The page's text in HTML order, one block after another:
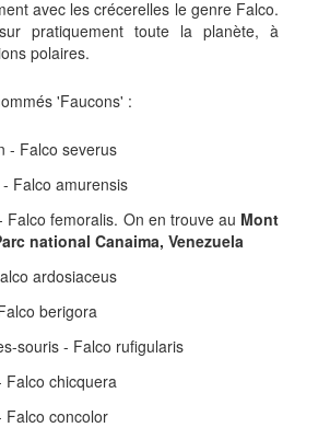
avec les crécerelles le genre Falco.
pratiquement toute la planète, à
polaires.
'Faucons' :
- Falco severus
Falco amurensis
Falco femoralis. On en trouve au Mont
national Canaima, Venezuela
ardosiaceus
berigora
souris - Falco rufigularis
Falco chicquera
Falco concolor